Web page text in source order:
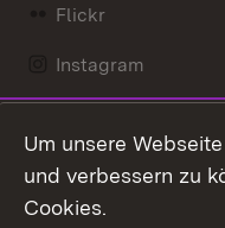
Flickr
Instagram
Mastodon
Messenger
Um unsere
und verbessern zu
Cookies.